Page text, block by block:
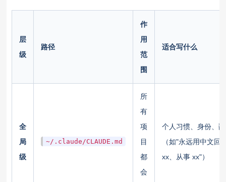
层
级
路径
作
用
范
围
适合写什么
全
局
级
~/.claude/CLAUDE.md
所
有
项
目
都
会
个人习惯、身份、
（如"永远用中文回
xx、从事 xx"）